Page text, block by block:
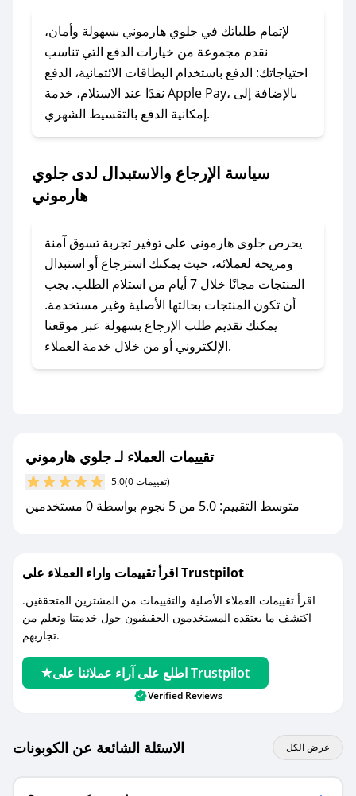
### ماذا أفعل إذا لم يعمل كود الخصم؟
لا تقلق! يمكنك التواصل مع فريق دعم صحصح عبر
الرسائل الخاصة على تويتر أو البريد الإلكتروني،
وسنقوم بحل المشكلة في أسرع وقت ممكن.
### ماذا أفعل إذا لم أجد كود خصم لمتجري
في حال عدم توفر كوبونات لمتجرك المفضل، يمكنك
مراسلتنا مباشرة وسنعمل على توفير الكوبونات في
### كيف تحصل على كوبونات خصم حصرية من
جلوي هارموني؟
للحصول على كوبونات وخصومات حصرية، قم بما
يلي:
- اضغط على أيقونة متابعة لمتجر جلوي هارموني في
مع صحصح، تسوق بذكاء ووفّر على كل مشترياتك مع
كوبونات خصم حصرية من جلوي هارموني!
لإتمام طلباتك في جلوي هارموني بسهولة وأمان،
نقدم مجموعة من خيارات الدفع التي تناسب
احتياجاتك: الدفع باستخدام البطاقات الائتمانية، الدفع
نقدًا عند الاستلام، خدمة Apple Pay، بالإضافة إلى
إمكانية الدفع بالتقسيط الشهري.
سياسة الإرجاع والاستبدال لدى جلوي
هارموني
يحرص جلوي هارموني على توفير تجربة تسوق آمنة
ومريحة لعملائه، حيث يمكنك استرجاع أو استبدال
المنتجات مجانًا خلال 7 أيام من استلام الطلب. يجب
أن تكون المنتجات بحالتها الأصلية وغير مستخدمة.
يمكنك تقديم طلب الإرجاع بسهولة عبر موقعنا
الإلكتروني أو من خلال خدمة العملاء.
تقييمات العملاء لـ جلوي هارموني
5.0 (0 تقييمات)
متوسط التقييم: 5.0 من 5 نجوم بواسطة 0 مستخدمين
اقرأ تقييمات واراء العملاء على Trustpilot
اقرأ تقييمات العملاء الأصلية والتقييمات من المشترين المتحققين.
اكتشف ما يعتقده المستخدمون الحقيقيون حول خدمتنا وتعلم من
تجاربهم.
اطلع على آراء عملائنا على Trustpilot
Verified Reviews
الاسئلة الشائعة عن الكوبونات عرض الكل